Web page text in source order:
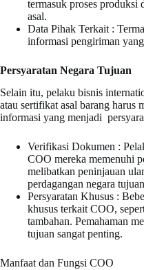
termasuk proses produksi
asal.
Data Pihak Terkait :
informasi pengiriman
Persyaratan Negara Tujuan
Selain itu, pelaku bisnis
atau sertifikat asal barang harus
informasi yang menjadi
Verifikasi Dokumen :
COO mereka memenuhi
melibatkan peninjauan
perdagangan negara
Persyaratan Khusus :
khusus terkait COO,
tambahan. Pemahaman
tujuan sangat penting.
Manfaat dan Fungsi COO